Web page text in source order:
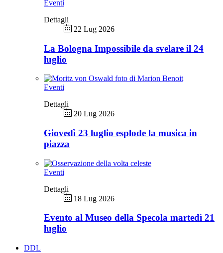
Eventi
Dettagli
22 Lug 2026
La Bologna Impossibile da svelare il 24
luglio
Eventi
Dettagli
20 Lug 2026
Giovedì 23 luglio esplode la musica in
piazza
Eventi
Dettagli
18 Lug 2026
Evento al Museo della Specola martedì 21
luglio
DDL